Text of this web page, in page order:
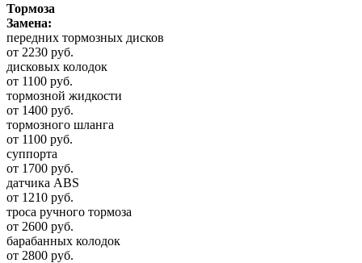
Тормоза
Замена:
передних тормозных дисков
от 2230 руб.
дисковых колодок
от 1100 руб.
тормозной жидкости
от 1400 руб.
тормозного шланга
от 1100 руб.
суппорта
от 1700 руб.
датчика ABS
от 1210 руб.
троса ручного тормоза
от 2600 руб.
барабанных колодок
от 2800 руб.